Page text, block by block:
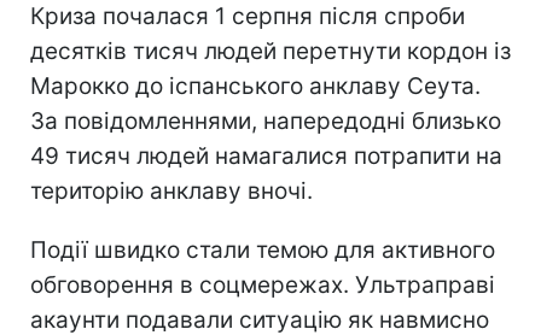
Криза почалася 1 серпня після спроби
десятків тисяч людей перетнути кордон із
Марокко до іспанського анклаву Сеута.
За повідомленнями, напередодні близько
49 тисяч людей намагалися потрапити на
територію анклаву вночі.
Події швидко стали темою для активного
обговорення в соцмережах. Ультраправі
акаунти подавали ситуацію як навмисно